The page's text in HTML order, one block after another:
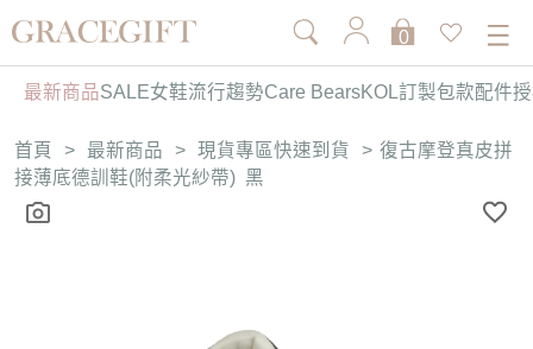
0
最新商品SALE女鞋流行趨勢Care BearsKOL訂製包款配件
首頁 > 最新商品 > 現貨專區快速到貨 > 復古摩登真皮拼
接薄底德訓鞋(附柔光紗帶) 黑